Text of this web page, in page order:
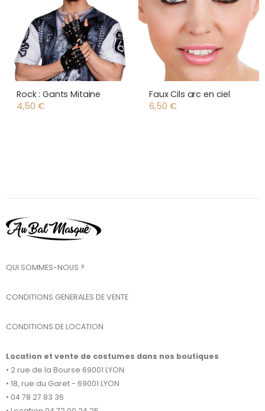
Rock : Gants Mitaine
4,50 €
Faux Cils arc en ciel
6,50 €
QUI SOMMES-NOUS ?
CONDITIONS GENERALES DE VENTE
CONDITIONS DE LOCATION
Location et vente de costumes dans nos boutiques
• 2 rue de la Bourse 69001 LYON
• 18, rue du Garet - 69001 LYON
• 04 78 27 83 36